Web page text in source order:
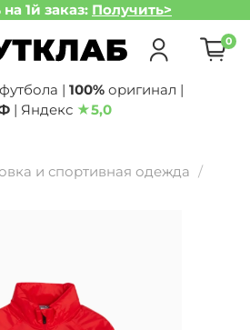
1й заказ: Получить>
0
| 100% оригинал |
| Яндекс ★5,0
и спортивная одежда